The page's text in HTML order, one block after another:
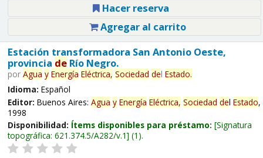
Hacer reserva
Agregar al carrito
Estación transformadora San Antonio Oeste,
provincia deRío Negro.
por Agua y Energía Eléctrica, Sociedad del Estado.
Idioma: Español
Editor: Buenos Aires: Agua y Energía Eléctrica, Sociedad del Estado,
1998
Disponibilidad: Ítems disponibles para préstamo: Signatura
topográfica: 621.374.5/A282/v.1 (1).